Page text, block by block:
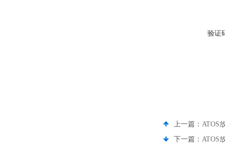
验证
上一篇： ATOS
下一篇： ATOS